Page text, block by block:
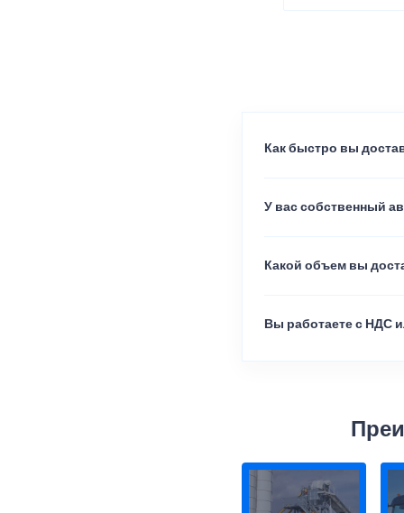
Как быстро вы
У вас собственный
Какой объем вы
Вы работаете с НДС